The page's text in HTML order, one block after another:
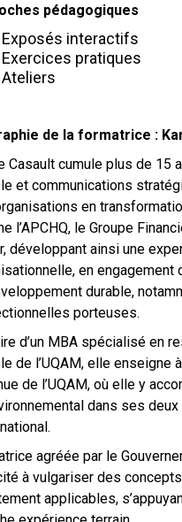
pédagogiques
Exposés interactifs
Exercices pratiques
Ateliers
de la formatrice :
Casault cumule plus de 15
et communications
en
l’APCHQ, le Groupe
développant ainsi une
en
durable,
porteuses.
d’un MBA spécialisé en
de l’UQAM, elle enseigne
de l’UQAM, où elle y
dans ses
agréée par le
à vulgariser des
applicables,